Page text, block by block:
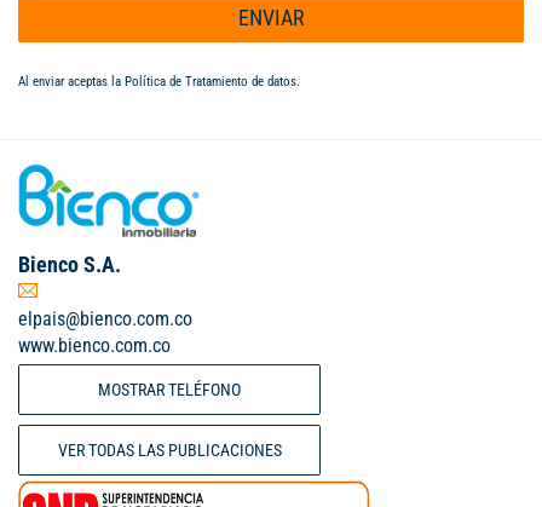
ENVIAR
Al enviar aceptas la Política de Tratamiento de datos.
Bienco S.A.
elpais@bienco.com.co
www.bienco.com.co
MOSTRAR TELÉFONO
VER TODAS LAS PUBLICACIONES